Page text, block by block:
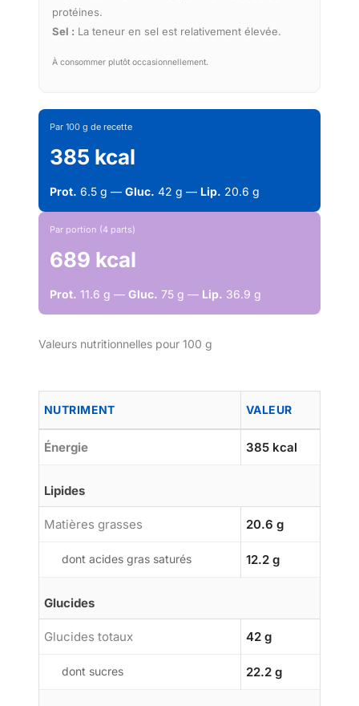
protéines.
Sel : La teneur en sel est relativement élevée.
À consommer plutôt occasionnellement.
Par 100 g de recette
385 kcal
Prot. 6.5 g — Gluc. 42 g — Lip. 20.6 g
Par portion (4 parts)
689 kcal
Prot. 11.6 g — Gluc. 75 g — Lip. 36.9 g
Valeurs nutritionnelles pour 100 g
NUTRIMENT VALEUR
Énergie 385 kcal
Lipides
Matières grasses 20.6 g
dont acides gras saturés 12.2 g
Glucides
Glucides totaux 42 g
dont sucres 22.2 g